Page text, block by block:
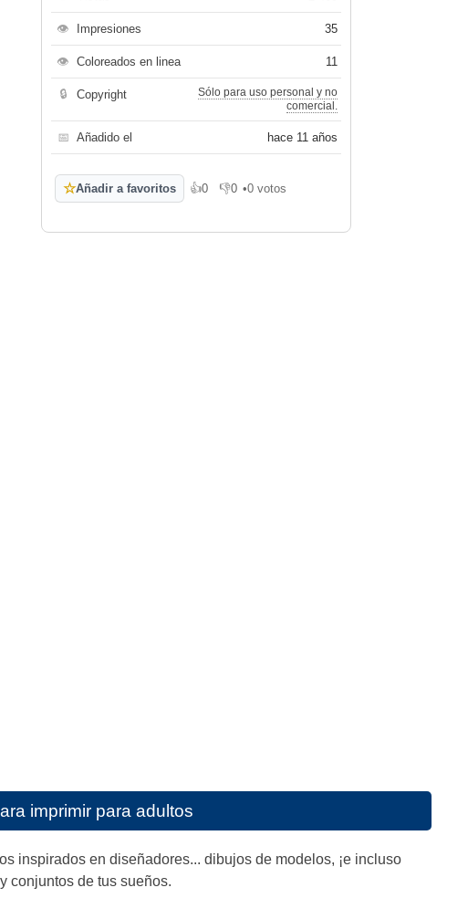
👁 Impresiones 35
👁 Coloreados en linea 11
🔒 Copyright
Sólo para uso personal y no
comercial.
📅 Añadido el hace 11 años
☆Añadir a favoritos 👍0
Me gusta
👎0
No me gusta
•0 votos
imprimir para adultos
inspirados en diseñadores... dibujos de modelos, ¡e incluso
conjuntos de tus sueños.